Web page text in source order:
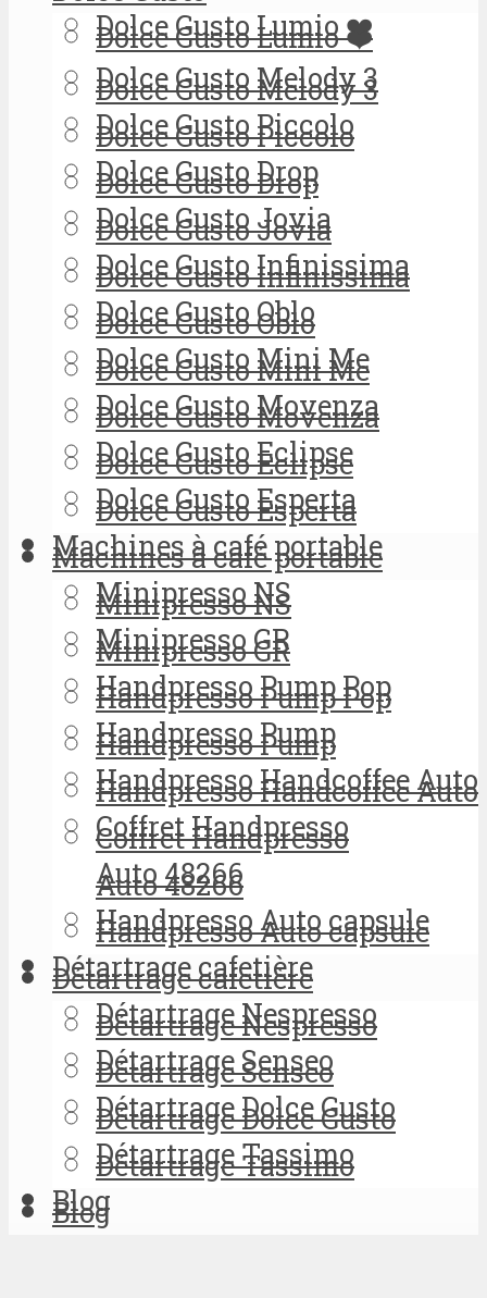
Dolce Gusto Lumio ❤️
Dolce Gusto Melody 3
Dolce Gusto Piccolo
Dolce Gusto Drop
Dolce Gusto Jovia
Dolce Gusto Infinissima
Dolce Gusto Oblo
Dolce Gusto Mini Me
Dolce Gusto Movenza
Dolce Gusto Eclipse
Dolce Gusto Esperta
Machines à café portable
Minipresso NS
Minipresso GR
Handpresso Pump Pop
Handpresso Pump
Handpresso Handcoffee Auto
Coffret Handpresso
Auto 48266
Handpresso Auto capsule
Détartrage cafetière
Détartrage Nespresso
Détartrage Senseo
Détartrage Dolce Gusto
Détartrage Tassimo
Blog
Dolce Gusto Lumio ❤️
Dolce Gusto Melody 3
Dolce Gusto Piccolo
Dolce Gusto Drop
Dolce Gusto Jovia
Dolce Gusto Infinissima
Dolce Gusto Oblo
Dolce Gusto Mini Me
Dolce Gusto Movenza
Dolce Gusto Eclipse
Dolce Gusto Esperta
Machines à café portable
Minipresso NS
Minipresso GR
Handpresso Pump Pop
Handpresso Pump
Handpresso Handcoffee Auto
Coffret Handpresso
Auto 48266
Handpresso Auto capsule
Détartrage cafetière
Détartrage Nespresso
Détartrage Senseo
Détartrage Dolce Gusto
Détartrage Tassimo
Blog